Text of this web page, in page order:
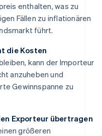
enthalten, was zu
Fällen zu inflationären
führt.
die Kosten
kann der Importeur
anzuheben und
Gewinnspanne zu
Exporteur übertragen
größeren